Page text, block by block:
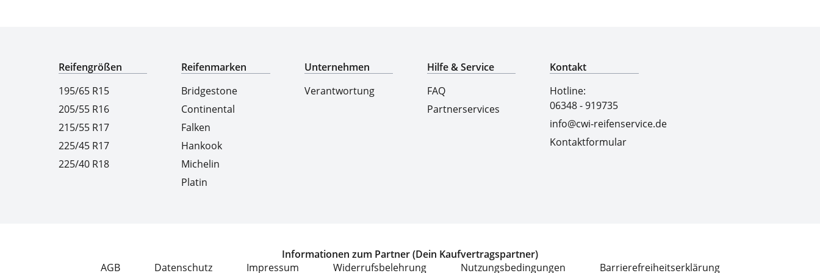
Reifengrößen
195/65 R15
205/55 R16
215/55 R17
225/45 R17
225/40 R18
Reifenmarken
Bridgestone
Continental
Falken
Hankook
Michelin
Platin
Unternehmen
Verantwortung
Hilfe & Service
FAQ
Partnerservices
Kontakt
Hotline:
06348 - 919735
info@cwi-reifenservice.de
Kontaktformular
Informationen zum Partner (Dein Kaufvertragspartner)
AGB
Datenschutz Impressum Widerrufsbelehrung Nutzungsbedingungen Barrierefreiheitserklärung